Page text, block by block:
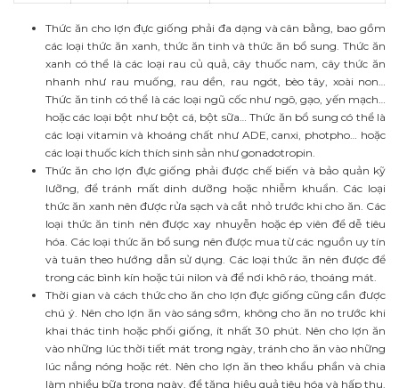
Thức ăn cho lợn đực giống phải đa dạng và cân bằng, bao gồm
các loại thức ăn xanh, thức ăn tinh và thức ăn bổ sung. Thức ăn
xanh có thể là các loại rau củ quả, cây thuốc nam, cây thức ăn
nhanh như rau muống, rau dền, rau ngót, bèo tây, xoài non…
Thức ăn tinh có thể là các loại ngũ cốc như ngô, gạo, yến mạch…
hoặc các loại bột như bột cá, bột sữa… Thức ăn bổ sung có thể là
các loại vitamin và khoáng chất như ADE, canxi, photpho… hoặc
các loại thuốc kích thích sinh sản như gonadotropin.
Thức ăn cho lợn đực giống phải được chế biến và bảo quản kỹ
lưỡng, để tránh mất dinh dưỡng hoặc nhiễm khuẩn. Các loại
thức ăn xanh nên được rửa sạch và cắt nhỏ trước khi cho ăn. Các
loại thức ăn tinh nên được xay nhuyễn hoặc ép viên để dễ tiêu
hóa. Các loại thức ăn bổ sung nên được mua từ các nguồn uy tín
và tuân theo hướng dẫn sử dụng. Các loại thức ăn nên được để
trong các bình kín hoặc túi nilon và để nơi khô ráo, thoáng mát.
Thời gian và cách thức cho ăn cho lợn đực giống cũng cần được
chú ý. Nên cho lợn ăn vào sáng sớm, không cho ăn no trước khi
khai thác tinh hoặc phối giống, ít nhất 30 phút. Nên cho lợn ăn
vào những lúc thời tiết mát trong ngày, tránh cho ăn vào những
lúc nắng nóng hoặc rét. Nên cho lợn ăn theo khẩu phần và chia
làm nhiều bữa trong ngày, để tăng hiệu quả tiêu hóa và hấp thu.